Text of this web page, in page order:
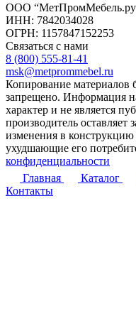
ООО
ИНН: 7842034028
ОГРН: 1157847152253
Связаться с нами
8 (800) 555-81-41
msk@metprommebel.ru
Копирование материалов
запрещено. Информация
характер и не является
производитель
изменения в
ухудшающие его
конфиденциальности
Главная
Каталог
Контакты